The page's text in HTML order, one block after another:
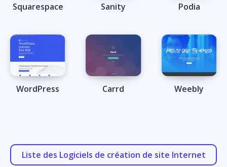
Squarespace Sanity Podia
WordPress Carrd Weebly
Liste des Logiciels de création de site Internet